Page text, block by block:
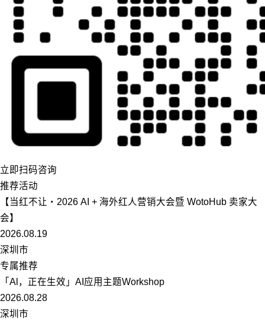
立即扫码咨询
推荐活动
【当红不让・2026 AI + 海外红人营销大会暨 WotoHub 卖家大
会】
2026.08.19
深圳市
专属推荐
「Al，正在生效」AI应用主题Workshop
2026.08.28
深圳市